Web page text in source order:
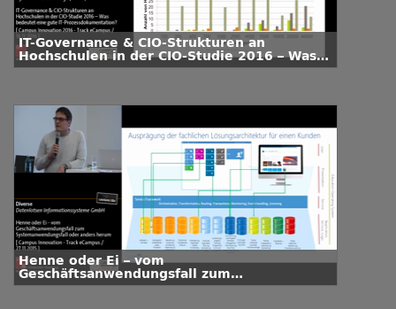
IT-Governance & CIO-Strukturen an
Hochschulen in der CIO-Studie 2016 – Was
bedeutet eine gute IT-
Henne oder Ei – vom
Geschäftsanwendungsfall zum
Systemanwendungsfall oder anders herum